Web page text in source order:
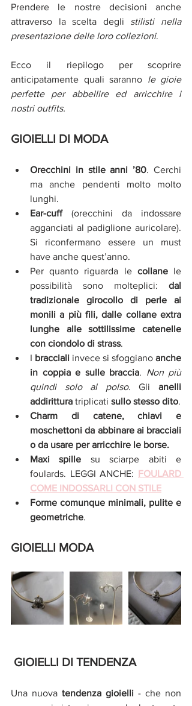
Prendere le nostre decisioni anche
attraverso la scelta degli stilisti nella
presentazione delle loro collezioni.
Ecco il riepilogo per scoprire
anticipatamente quali saranno le gioie
perfette per abbellire ed arricchire i
nostri outfits.
GIOIELLI DI MODA
Orecchini in stile anni ’80. Cerchi
ma anche pendenti molto molto
lunghi.
Ear-cuff (orecchini da indossare
agganciati al padiglione auricolare).
Si riconfermano essere un must
have anche quest’anno.
Per quanto riguarda le collane le
possibilità sono molteplici: dal
tradizionale girocollo di perle ai
monili a più fili, dalle collane extra
lunghe alle sottilissime catenelle
con ciondolo di strass.
I bracciali invece si sfoggiano anche
in coppia e sulle braccia. Non più
quindi solo al polso. Gli anelli
addirittura triplicati sullo stesso dito
Charm di catene, chiavi e
moschettoni da abbinare ai bracciali
o da usare per arricchire le borse.
Maxi spille su sciarpe abiti e
foulards. LEGGI ANCHE: FOULARD
COME INDOSSARLI CON STILE
Forme comunque minimali, pulite e
geometriche.
GIOIELLI MODA
GIOIELLI DI TENDENZA
Una nuova tendenza gioielli - che non